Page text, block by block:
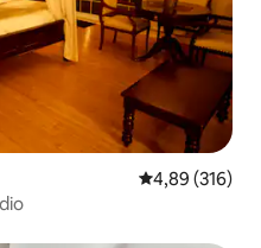
4,89 av 5 i
4,89 (316)